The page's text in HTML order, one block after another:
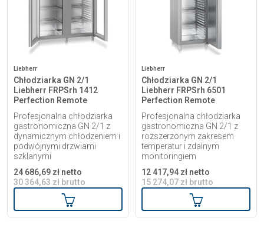
Liebherr
Chłodziarka GN 2/1
Liebherr FRPSrh 1412
Perfection Remote
Profesjonalna chłodziarka
gastronomiczna GN 2/1 z
dynamicznym chłodzeniem i
podwójnymi drzwiami
szklanymi
24 686,69 zł netto
30 364,63 zł brutto
Dodaj do koszyka
Liebherr
Chłodziarka GN 2/1
Liebherr FRPSrh 6501
Perfection Remote
Profesjonalna chłodziarka
gastronomiczna GN 2/1 z
rozszerzonym zakresem
temperatur i zdalnym
monitoringiem
12 417,94 zł netto
15 274,07 zł brutto
Dodaj do